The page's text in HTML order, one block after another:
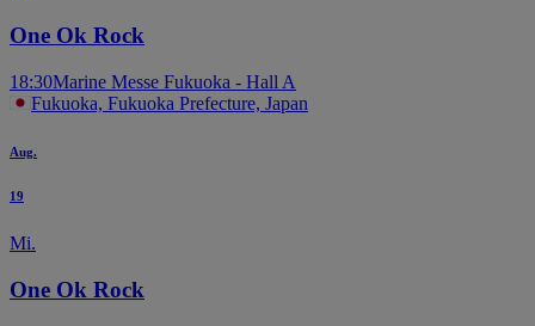
One Ok Rock
18:30Marine Messe Fukuoka - Hall A
Fukuoka, Fukuoka Prefecture, Japan
Aug.
19
Mi.
One Ok Rock